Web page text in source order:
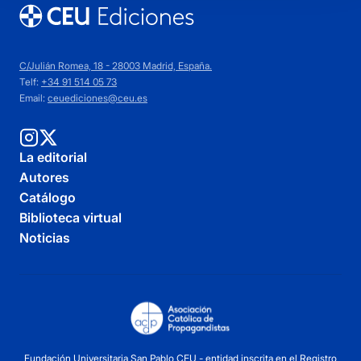
C/Julián Romea, 18 - 28003 Madrid, España.
Telf: +34 91 514 05 73
Email: ceuediciones@ceu.es
La editorial
Autores
Catálogo
Biblioteca virtual
Noticias
Fundación Universitaria San Pablo CEU - entidad inscrita en el Registro